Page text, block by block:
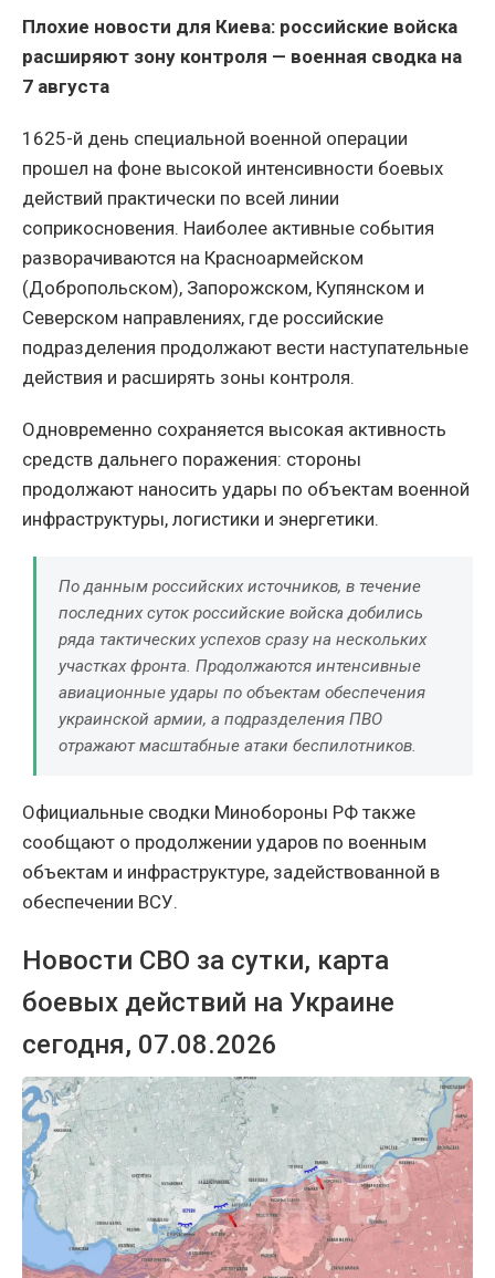
Плохие новости для Киева: российские войска
расширяют зону контроля — военная сводка на
7 августа
1625-й день специальной военной операции
прошел на фоне высокой интенсивности боевых
действий практически по всей линии
соприкосновения. Наиболее активные события
разворачиваются на Красноармейском
(Добропольском), Запорожском, Купянском и
Северском направлениях, где российские
подразделения продолжают вести наступательные
действия и расширять зоны контроля.
Одновременно сохраняется высокая активность
средств дальнего поражения: стороны
продолжают наносить удары по объектам военной
инфраструктуры, логистики и энергетики.
По данным российских источников, в течение
последних суток российские войска добились
ряда тактических успехов сразу на нескольких
участках фронта. Продолжаются интенсивные
авиационные удары по объектам обеспечения
украинской армии, а подразделения ПВО
отражают масштабные атаки беспилотников.
Официальные сводки Минобороны РФ также
сообщают о продолжении ударов по военным
объектам и инфраструктуре, задействованной в
обеспечении ВСУ.
Новости СВО за сутки, карта
боевых действий на Украине
сегодня, 07.08.2026